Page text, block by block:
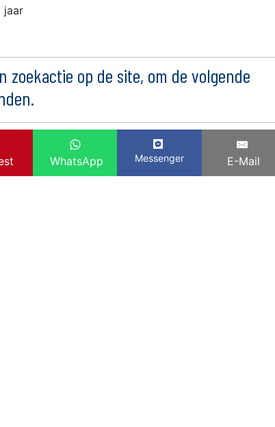
jaar
zoekactie op de site, om de volgende
WhatsApp Messenger E-Mail